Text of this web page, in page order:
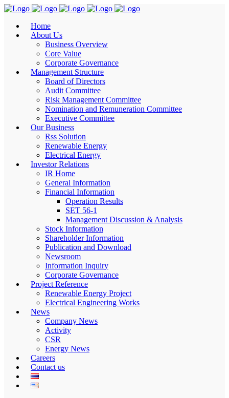
Home
About Us
Business Overview
Core Value
Corporate Governance
Management Structure
Board of Directors
Audit Committee
Risk Management Committee
Nomination and Remuneration Committee
Executive Committee
Our Business
Rss Solution
Renewable Energy
Electrical Energy
Investor Relations
IR Home
General Information
Financial Information
Operation Results
SET 56-1
Management Discussion & Analysis
Stock Information
Shareholder Information
Publication and Download
Newsroom
Information Inquiry
Corporate Governance
Project Reference
Renewable Energy Project
Electrical Engineering Works
News
Company News
Activity
CSR
Energy News
Careers
Contact us